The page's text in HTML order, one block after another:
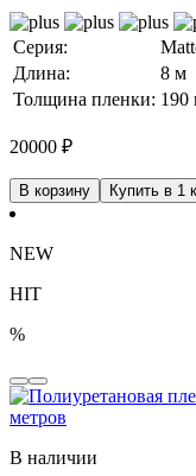
Серия:
Длина:
8 м
Толщина пленки: 190
20000 ₽
В корзину Купить в 1
NEW
HIT
%
В наличии